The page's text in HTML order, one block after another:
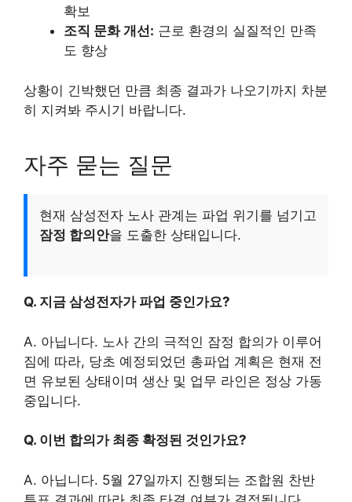
확보
조직 문화 개선: 근로 환경의 실질적인 만족
도 향상
상황이 긴박했던 만큼 최종 결과가 나오기까지 차분
히 지켜봐 주시기 바랍니다.
자주 묻는 질문
현재 삼성전자 노사 관계는 파업 위기를 넘기고
잠정 합의안을 도출한 상태입니다.
Q. 지금 삼성전자가 파업 중인가요?
A. 아닙니다. 노사 간의 극적인 잠정 합의가 이루어
짐에 따라, 당초 예정되었던 총파업 계획은 현재 전
면 유보된 상태이며 생산 및 업무 라인은 정상 가동
중입니다.
Q. 이번 합의가 최종 확정된 것인가요?
A. 아닙니다. 5월 27일까지 진행되는 조합원 찬반